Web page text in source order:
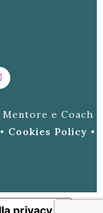
e Coach
• Cookies Policy •
privacy